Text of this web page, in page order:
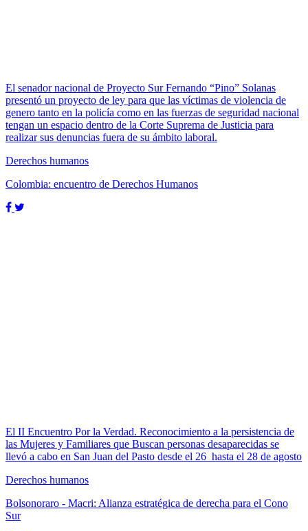
El senador nacional de Proyecto Sur Fernando “Pino” Solanas
presentó un proyecto de ley para que las víctimas de violencia de
genero tanto en la policía como en las fuerzas de seguridad nacional
tengan un espacio dentro de la Corte Suprema de Justicia para
realizar sus denuncias fuera de su ámbito laboral.
Derechos humanos
Colombia: encuentro de Derechos Humanos
El II Encuentro Por la Verdad. Reconocimiento a la persistencia de
las Mujeres y Familiares que Buscan personas desaparecidas se
llevó a cabo en San Juan del Pasto desde el 26 hasta el 28 de agosto
Derechos humanos
Bolsonoraro - Macri: Alianza estratégica de derecha para el Cono
Sur